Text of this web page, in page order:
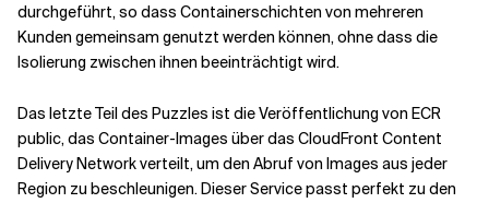
durchgeführt, so dass Containerschichten von mehreren
Kunden gemeinsam genutzt werden können, ohne dass die
Isolierung zwischen ihnen beeinträchtigt wird.
Das letzte Teil des Puzzles ist die Veröffentlichung von ECR
public, das Container-Images über das CloudFront Content
Delivery Network verteilt, um den Abruf von Images aus jeder
Region zu beschleunigen. Dieser Service passt perfekt zu den